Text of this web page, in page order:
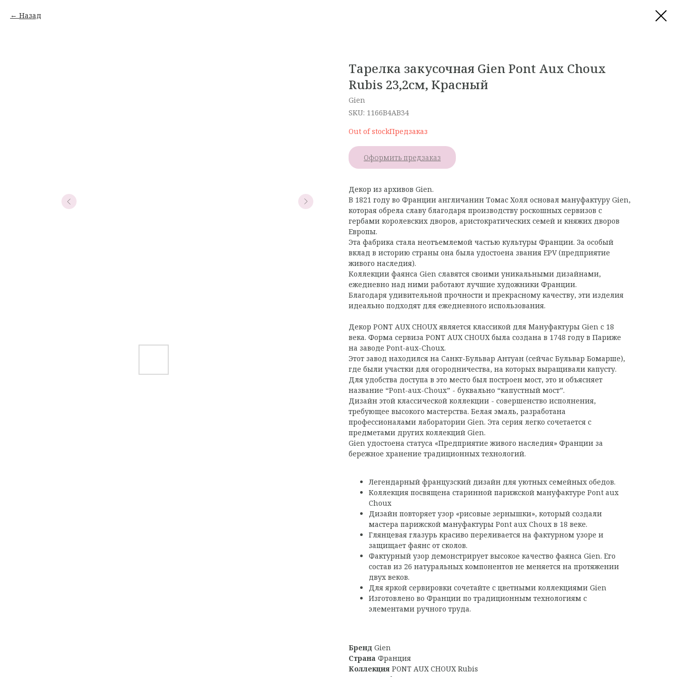
Назад
Тарелка закусочная Gien Pont Aux Choux
Rubis 23,2см, Красный
Gien
SKU: 1166B4AB34
Out of stock
Оформить предзаказ
Декор из архивов Gien.
В 1821 году во Франции англичанин Томас Холл основал мануфактуру Gien,
которая обрела славу благодаря производству роскошных сервизов с
гербами королевских дворов, аристократических семей и княжих дворов
Европы.
Эта фабрика стала неотъемлемой частью культуры Франции. За особый
вклад в историю страны она была удостоена звания EPV (предприятие
живого наследия).
Коллекции фаянса Gien славятся своими уникальными дизайнами,
ежедневно над ними работают лучшие художники Франции.
Благодаря удивительной прочности и прекрасному качеству, эти изделия
идеально подходят для ежедневного использования.
Декор PONT AUX CHOUX является классикой для Мануфактуры Gien с 18
века. Форма сервиза PONT AUX CHOUX была создана в 1748 году в Париже
на заводе Pont-aux-Choux.
Этот завод находился на Санкт-Бульвар Антуан (сейчас Бульвар Бомарше),
где были участки для огородничества, на которых выращивали капусту.
Для удобства доступа в это место был построен мост, это и объясняет
название “Pont-aux-Choux” - буквально “капустный мост”.
Дизайн этой классической коллекции - совершенство исполнения,
требующее высокого мастерства. Белая эмаль, разработана
профессионалами лаборатории Gien. Эта серия легко сочетается с
предметами других коллекций Gien.
Gien удостоена статуса «Предприятие живого наследия» Франции за
бережное хранение традиционных технологий.
Легендарный французский дизайн для уютных семейных обедов.
Коллекция посвящена старинной парижской мануфактуре Pont aux
Choux
Дизайн повторяет узор «рисовые зернышки», который создали
мастера парижской мануфактуры Pont aux Choux в 18 веке.
Глянцевая глазурь красиво переливается на фактурном узоре и
защищает фаянс от сколов.
Фактурный узор демонстрирует высокое качество фаянса Gien. Его
состав из 26 натуральных компонентов не меняется на протяжении
двух веков.
Для яркой сервировки сочетайте с цветными коллекциями Gien
Изготовлено во Франции по традиционным технологиям с
элементами ручного труда.
Бренд Gien
Страна Франция
Коллекция PONT AUX CHOUX Rubis